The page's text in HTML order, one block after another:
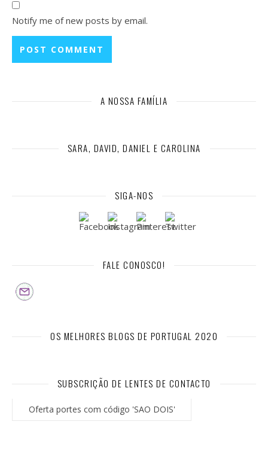
Notify me of new posts by email.
A NOSSA FAMÍLIA
SARA, DAVID, DANIEL E CAROLINA
SIGA-NOS
FALE CONOSCO!
OS MELHORES BLOGS DE PORTUGAL 2020
SUBSCRIÇÃO DE LENTES DE CONTACTO
Oferta portes com código 'SAO DOIS'